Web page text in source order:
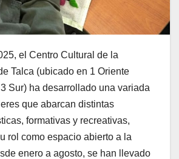
el Centro Cultural de la
Talca (ubicado en 1 Oriente
Sur) ha desarrollado una variada
que abarcan distintas
formativas y recreativas,
rol como espacio abierto a la
enero a agosto, se han llevado